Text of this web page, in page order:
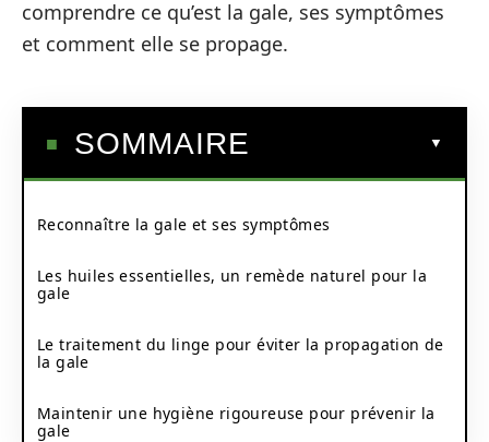
comprendre ce qu’est la gale, ses symptômes
et comment elle se propage.
SOMMAIRE
Reconnaître la gale et ses symptômes
Les huiles essentielles, un remède naturel pour la
gale
Le traitement du linge pour éviter la propagation de
la gale
Maintenir une hygiène rigoureuse pour prévenir la
gale